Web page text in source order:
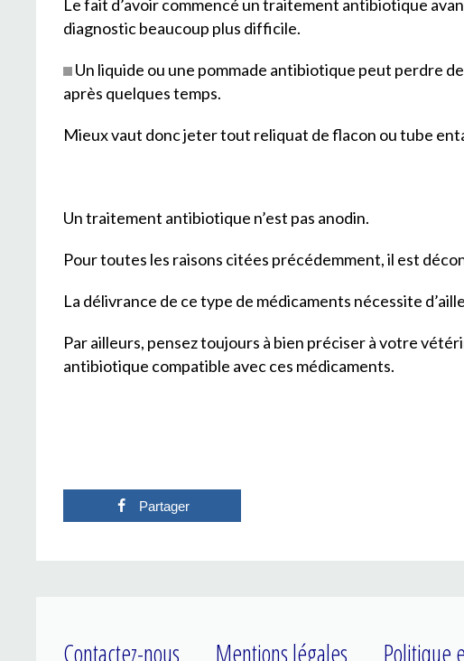
Le fait d’avoir commencé un traitement antibiotique
diagnostic beaucoup plus difficile.
Un liquide ou une pommade antibiotique peut perdre
après quelques temps.
Mieux vaut donc jeter tout reliquat de flacon ou tube
Un traitement antibiotique n’est pas anodin.
Pour toutes les raisons citées précédemment, il est
La délivrance de ce type de médicaments nécessite
Par ailleurs, pensez toujours à bien préciser à votre
antibiotique compatible avec ces médicaments.
Partager
Contactez-nous Mentions légales Politique